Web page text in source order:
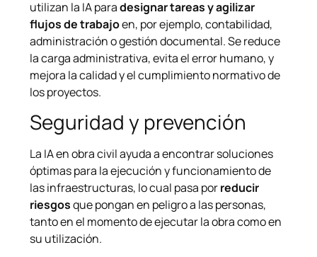
utilizan la IA paradesignar tareas y agilizar
flujos de trabajoen, por ejemplo, contabilidad,
administración o gestión documental. Se reduce
la carga administrativa, evita el error humano, y
mejora la calidad y el cumplimiento normativo de
los proyectos.
Seguridad y prevención
La IA en obra civil ayuda a encontrar soluciones
óptimas para la ejecución y funcionamiento de
las infraestructuras, lo cual pasa porreducir
riesgosque pongan en peligro a las personas,
tanto en el momento de ejecutar la obra como en
su utilización.